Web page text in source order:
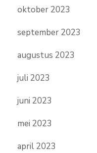
oktober 2023
september 2023
augustus 2023
juli 2023
juni 2023
mei 2023
april 2023